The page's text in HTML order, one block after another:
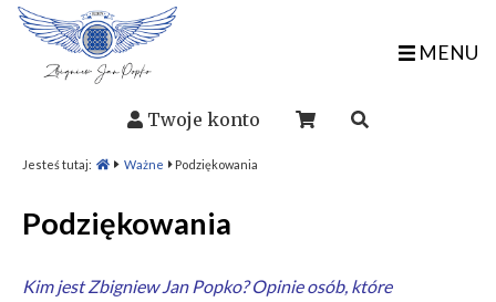
MENU
Twoje konto
Jesteś tutaj: Ważne Podziękowania
Podziękowania
Kim jest Zbigniew Jan Popko? Opinie osób, które